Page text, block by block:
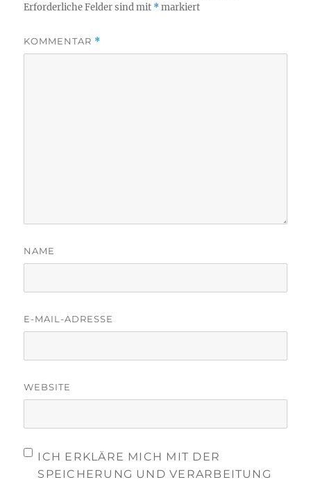
Erforderliche Felder sind mit *markiert
KOMMENTAR *
NAME
E-MAIL-ADRESSE
WEBSITE
ICH ERKLÄRE MICH MIT DER
SPEICHERUNG UND VERARBEITUNG